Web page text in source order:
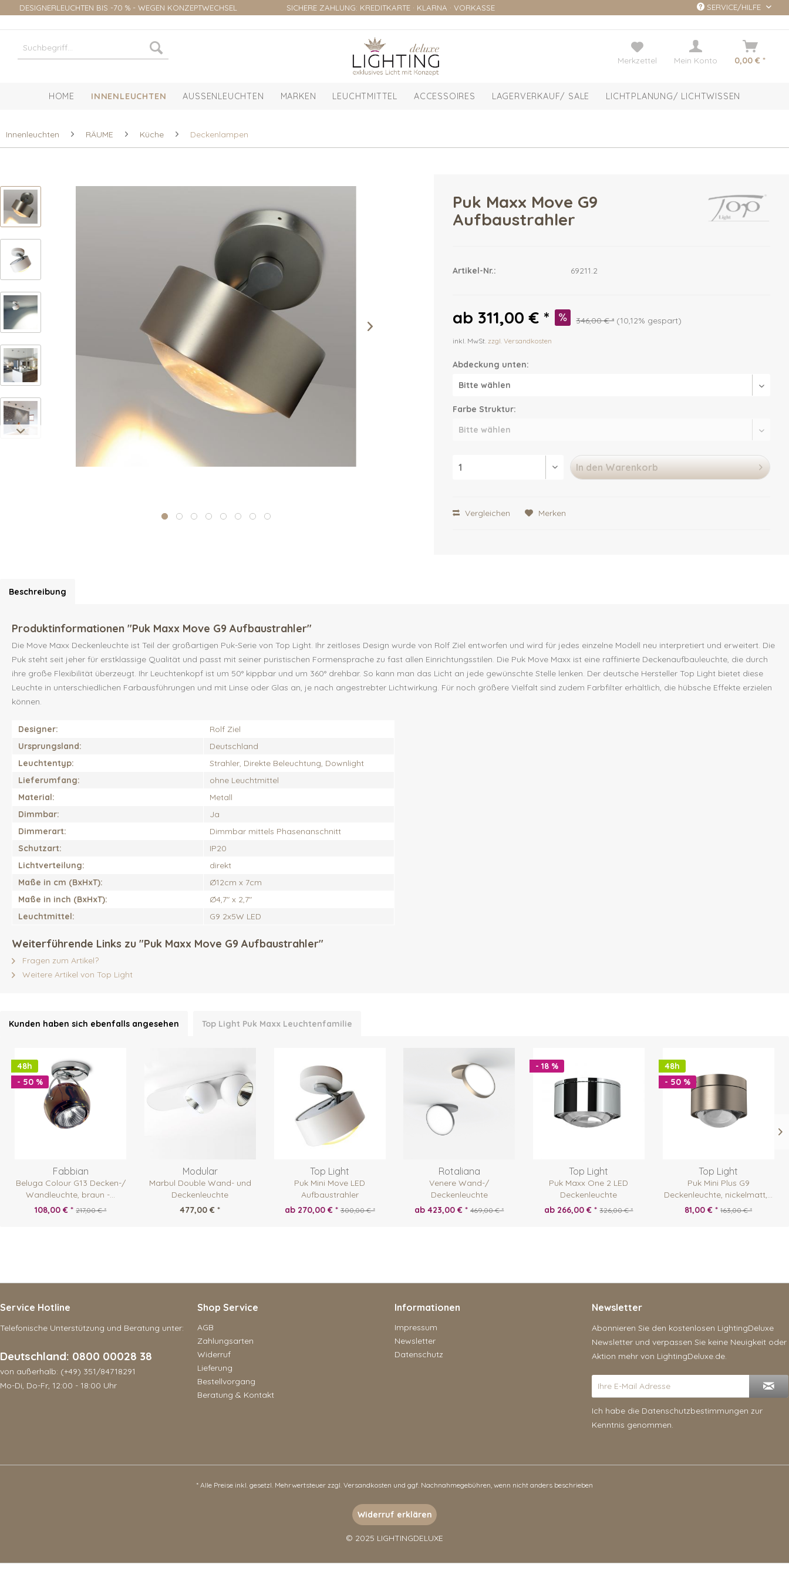
DESIGNERLEUCHTEN BIS -70 % - WEGEN KONZEPTWECHSEL SICHERE ZAHLUNG: KREDITKARTE · KLARNA · VORKASSE SERVICE/HILFE
Merkzettel Mein Konto 0,00 € *
HOME INNENLEUCHTEN AUSSENLEUCHTEN MARKEN LEUCHTMITTEL ACCESSOIRES LAGERVERKAUF/ SALE LICHTPLANUNG/ LICHTWISSEN
Innenleuchten RÄUME Küche Deckenlampen
Puk Maxx Move G9
Aufbaustrahler
Artikel-Nr.: 69211.2
ab 311,00 € * 346,00 € * (10,12% gespart)
inkl. MwSt. zzgl. Versandkosten
Abdeckung unten:
Farbe Struktur:
In den Warenkorb
Vergleichen Merken
Beschreibung
Produktinformationen "Puk Maxx Move G9 Aufbaustrahler"
Die Move Maxx Deckenleuchte ist Teil der großartigen Puk-Serie von Top Light. Ihr zeitloses Design wurde von Rolf Ziel entworfen und wird für jedes einzelne Modell neu interpretiert und erweitert. Die
Puk steht seit jeher für erstklassige Qualität und passt mit seiner puristischen Formensprache zu fast allen Einrichtungsstilen. Die Puk Move Maxx ist eine raffinierte Deckenaufbauleuchte, die durch
ihre große Flexibilität überzeugt. Ihr Leuchtenkopf ist um 50° kippbar und um 360° drehbar. So kann man das Licht an jede gewünschte Stelle lenken. Der deutsche Hersteller Top Light bietet diese
Leuchte in unterschiedlichen Farbausführungen und mit Linse oder Glas an, je nach angestrebter Lichtwirkung. Für noch größere Vielfalt sind zudem Farbfilter erhältlich, die hübsche Effekte erzielen
können.
Designer:
Rolf Ziel
Ursprungsland:
Deutschland
Leuchtentyp:
Strahler, Direkte Beleuchtung, Downlight
Lieferumfang:
ohne Leuchtmittel
Material:
Metall
Dimmbar:
Ja
Dimmerart:
Dimmbar mittels Phasenanschnitt
Schutzart:
IP20
Lichtverteilung:
direkt
Maße in cm (BxHxT):
Ø12cm x 7cm
Maße in inch (BxHxT):
Ø4,7" x 2,7"
Leuchtmittel:
G9 2x5W LED
Weiterführende Links zu "Puk Maxx Move G9 Aufbaustrahler"
Fragen zum Artikel?
Weitere Artikel von Top Light
Kunden haben sich ebenfalls angesehen Top Light Puk Maxx Leuchtenfamilie
48h
- 50 %
Fabbian
Beluga Colour G13 Decken-/
Wandleuchte, braun -...
108,00 € * 217,00 € *
Modular
Marbul Double Wand- und
Deckenleuchte
477,00 € *
Top Light
Puk Mini Move LED
Aufbaustrahler
ab 270,00 € * 300,00 € *
Rotaliana
Venere Wand-/
Deckenleuchte
ab 423,00 € * 469,00 € *
- 18 %
Top Light
Puk Maxx One 2 LED
Deckenleuchte
ab 266,00 € * 326,00 € *
48h
- 50 %
Top Light
Puk Mini Plus G9
Deckenleuchte, nickelmatt,...
81,00 € * 163,00 € *
Service Hotline
Telefonische Unterstützung und Beratung unter:
Deutschland: 0800 00028 38
von außerhalb: (+49) 351/84718291
Mo-Di, Do-Fr, 12:00 - 18:00 Uhr
Shop Service
AGB
Zahlungsarten
Widerruf
Lieferung
Bestellvorgang
Beratung & Kontakt
Informationen
Impressum
Newsletter
Datenschutz
Newsletter
Abonnieren Sie den kostenlosen LightingDeluxe
Newsletter und verpassen Sie keine Neuigkeit oder
Aktion mehr von LightingDeluxe.de.
Ich habe die Datenschutzbestimmungen zur
Kenntnis genommen.
* Alle Preise inkl. gesetzl. Mehrwertsteuer zzgl. Versandkosten und ggf. Nachnahmegebühren, wenn nicht anders beschrieben
Widerruf erklären
© 2025 LIGHTINGDELUXE